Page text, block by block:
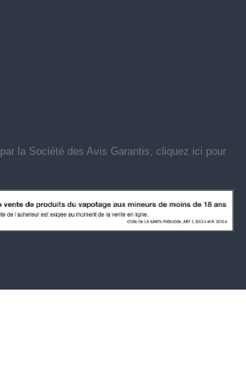
la Société des Avis Garantis, cliquez ici pour